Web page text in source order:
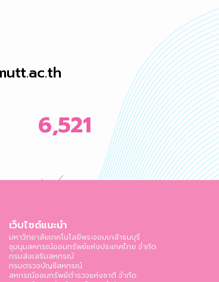
6,521
เว็บไซต์แนะนำ
มหาวิทยาลัยเทคโนโลยีพระจอมเกล้าธนบุรี
ชุมนุมสหกรณ์ออมทรัพย์แห่งประเทศไทย จำกัด
กรมส่งเสริมสหกรณ์
กรมตรวจบัญชีสหกรณ์
สหกรณ์ออมทรัพย์ตำรวจแห่งชาติ จำกัด